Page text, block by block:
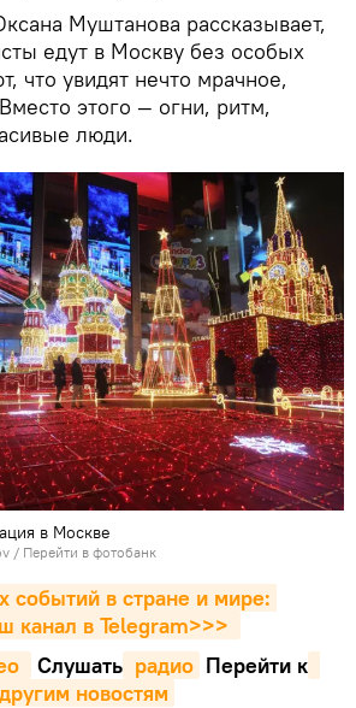
Муштанова рассказывает,
едут в Москву без особых
что увидят нечто мрачное,
этого — огни, ритм,
люди.
в Москве
/ Перейти в фотобанк
событий в стране и мире:
канал в Telegram>>>
Cлушать радио Перейти к
другим новостям